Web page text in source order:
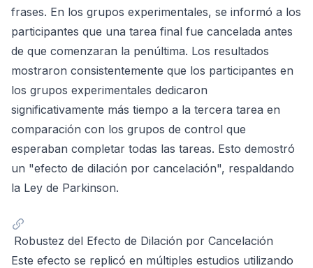
frases. En los grupos experimentales, se informó a los
participantes que una tarea final fue cancelada antes
de que comenzaran la penúltima. Los resultados
mostraron consistentemente que los participantes en
los grupos experimentales dedicaron
significativamente más tiempo a la tercera tarea en
comparación con los grupos de control que
esperaban completar todas las tareas. Esto demostró
un "efecto de dilación por cancelación", respaldando
la Ley de Parkinson.
Robustez del Efecto de Dilación por Cancelación
Este efecto se replicó en múltiples estudios utilizando